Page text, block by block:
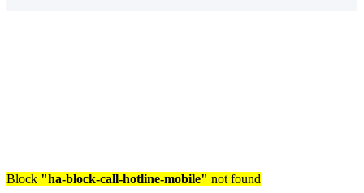
Block "ha-block-call-hotline-mobile" not found